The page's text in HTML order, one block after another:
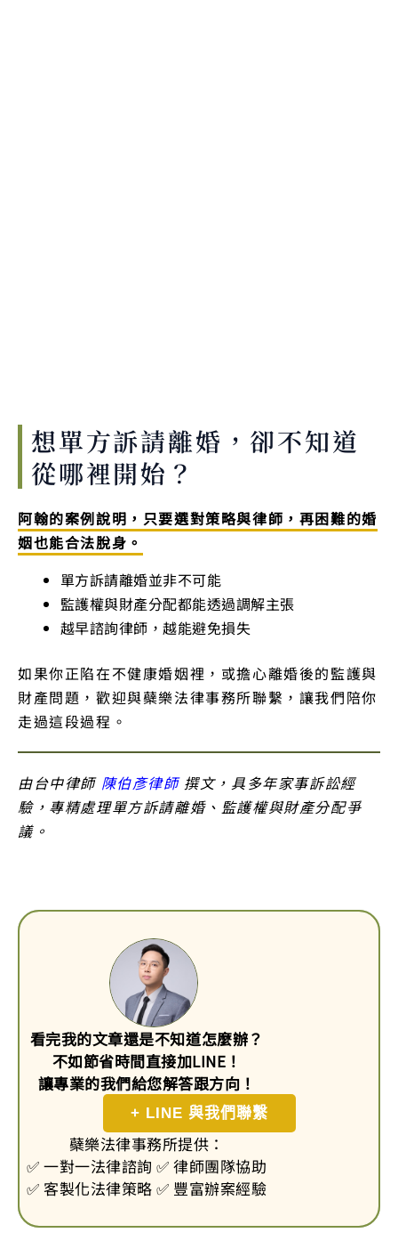
想單方訴請離婚，卻不知道
從哪裡開始？
阿翰的案例說明，只要選對策略與律師，再困難的婚
姻也能合法脫身。
單方訴請離婚並非不可能
監護權與財產分配都能透過調解主張
越早諮詢律師，越能避免損失
如果你正陷在不健康婚姻裡，或擔心離婚後的監護與
財產問題，歡迎與蘗樂法律事務所聯繫，讓我們陪你
走過這段過程。
由台中律師 陳伯彥律師撰文，具多年家事訴訟經
驗，專精處理單方訴請離婚、監護權與財產分配爭
議。
看完我的文章還是不知道怎麼辦？
不如節省時間直接加LINE！
讓專業的我們給您解答跟方向！
+ LINE 與我們聯繫
蘗樂法律事務所提供：
✅ 一對一法律諮詢 ✅ 律師團隊協助
✅ 客製化法律策略 ✅ 豐富辦案經驗